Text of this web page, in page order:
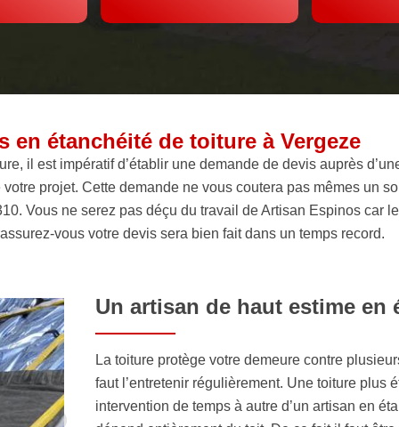
en étanchéité de toiture à Vergeze
il est impératif d’établir une demande de devis auprès
projet. Cette demande ne vous coutera pas mêmes un
Vous ne serez pas déçu du travail de Artisan Espinos car
vous votre devis sera bien fait dans un temps record.
Un artisan de haut estime en
La toiture protège votre demeure contre
faut l’entretenir régulièrement. Une toiture plus
intervention de temps à autre d’un artisan en